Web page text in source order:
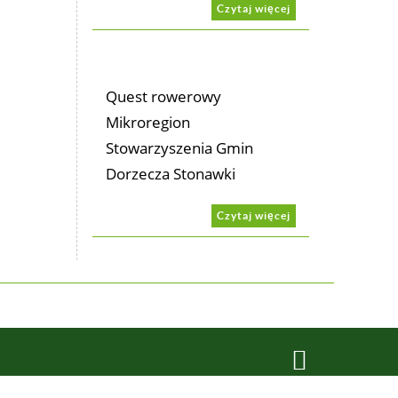
Czytaj więcej
Quest rowerowy
Mikroregion
Stowarzyszenia Gmin
Dorzecza Stonawki
Czytaj więcej